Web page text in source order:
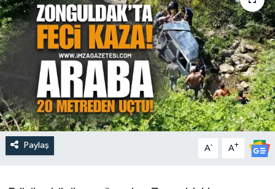
Paylaş A- A+
KASTAMONU